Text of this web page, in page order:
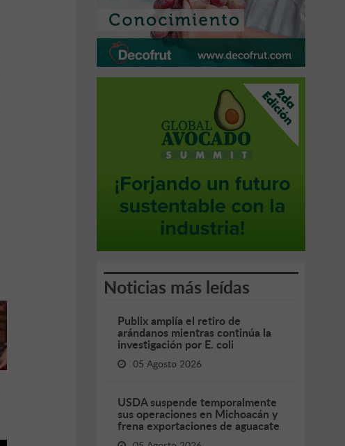
Noticias más leídas
Publix amplía el retiro de
arándanos mientras continúa la
investigación por E. coli
05 Agosto 2026
USDA suspende temporalmente
sus operaciones en Michoacán y
frena exportaciones de aguacate